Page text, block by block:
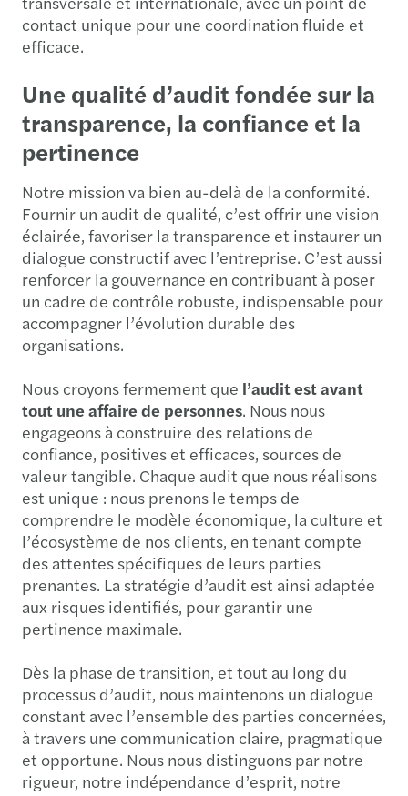
contact unique pour une coordination fluide et
efficace.
Une qualité d’audit fondée sur la
transparence, la confiance et la
pertinence
Notre mission va bien au-delà de la conformité.
Fournir un audit de qualité, c’est offrir une vision
éclairée, favoriser la transparence et instaurer un
dialogue constructif avec l’entreprise. C’est aussi
renforcer la gouvernance en contribuant à poser
un cadre de contrôle robuste, indispensable pour
accompagner l’évolution durable des
organisations.
Nous croyons fermement que l’audit est avant
tout une affaire de personnes. Nous nous
engageons à construire des relations de
confiance, positives et efficaces, sources de
valeur tangible. Chaque audit que nous réalisons
est unique : nous prenons le temps de
comprendre le modèle économique, la culture et
l’écosystème de nos clients, en tenant compte
des attentes spécifiques de leurs parties
prenantes. La stratégie d’audit est ainsi adaptée
aux risques identifiés, pour garantir une
pertinence maximale.
Dès la phase de transition, et tout au long du
processus d’audit, nous maintenons un dialogue
constant avec l’ensemble des parties concernées,
à travers une communication claire, pragmatique
et opportune. Nous nous distinguons par notre
rigueur, notre indépendance d’esprit, notre